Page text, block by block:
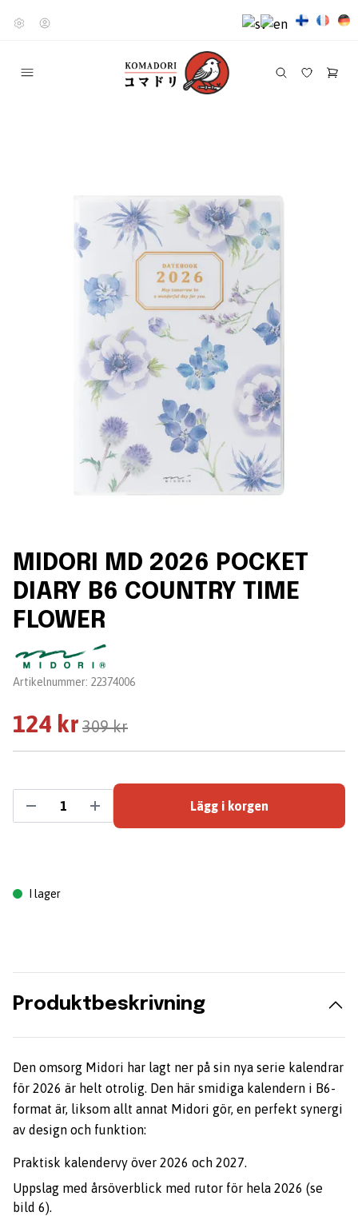
MIDORI MD 2026 POCKET
DIARY B6 COUNTRY TIME
FLOWER
Leverantör:
Artikelnummer: 22374006
124 kr 309 kr
Lägg i korgen
I lager
Produktbeskrivning
Den omsorg Midori har lagt ner på sin nya serie kalendrar
för 2026 är helt otrolig. Den här smidiga kalendern i B6-
format är, liksom allt annat Midori gör, en perfekt synergi
av design och funktion:
Praktisk kalendervy över 2026 och 2027.
Uppslag med årsöverblick med rutor för hela 2026 (se
bild 6).